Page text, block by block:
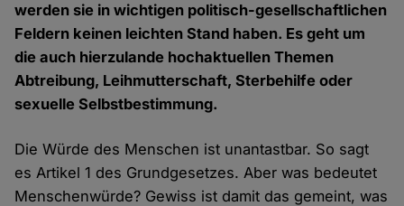
werden sie in wichtigen politisch-gesellschaftlichen
Feldern keinen leichten Stand haben. Es geht um
die auch hierzulande hochaktuellen Themen
Abtreibung, Leihmutterschaft, Sterbehilfe oder
sexuelle Selbstbestimmung.
Die Würde des Menschen ist unantastbar. So sagt
es Artikel 1 des Grundgesetzes. Aber was bedeutet
Menschenwürde? Gewiss ist damit das gemeint, was